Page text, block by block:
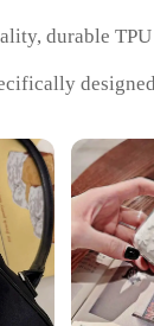
durable
with style
Ideal for daily
your phone's
access to all
Includes a
in